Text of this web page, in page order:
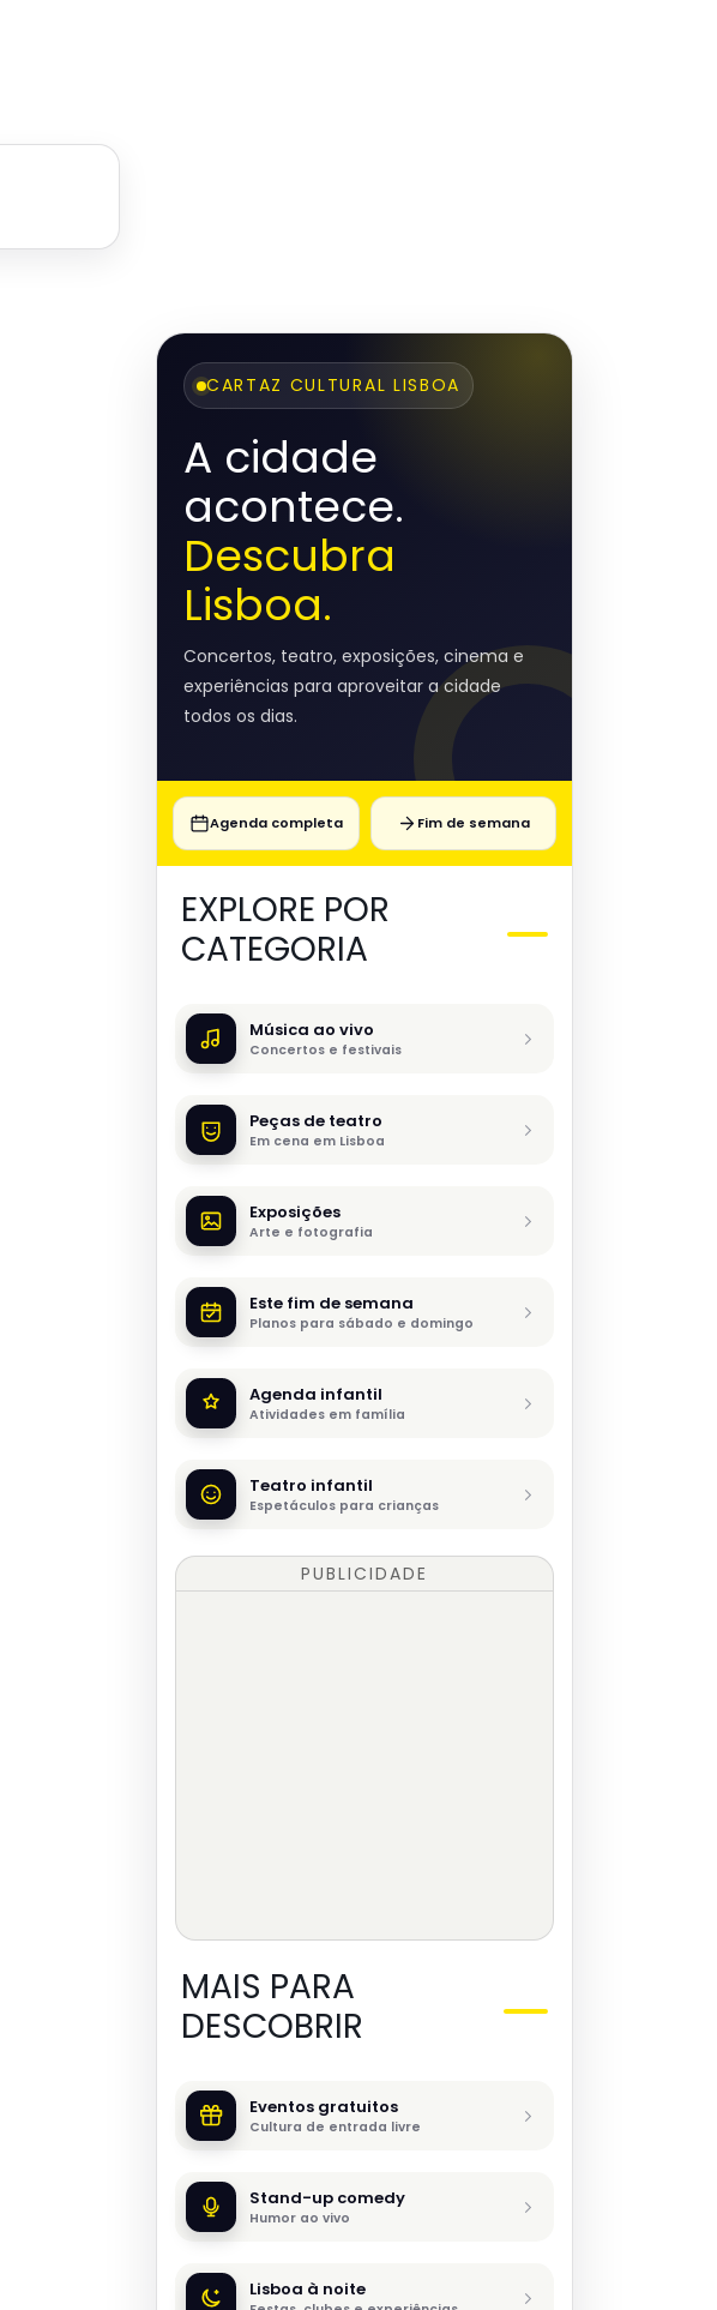
CARTAZ CULTURAL LISBOA
A cidade
acontece.
Descubra
Lisboa.
Concertos, teatro, exposições, cinema e
experiências para aproveitar a cidade
todos os dias.
Agenda completa Fim de semana
EXPLORE POR
CATEGORIA
Música ao vivo
Concertos e festivais
Peças de teatro
Em cena em Lisboa
Exposições
Arte e fotografia
Este fim de semana
Planos para sábado e domingo
Agenda infantil
Atividades em família
Teatro infantil
Espetáculos para crianças
PUBLICIDADE
MAIS PARA
DESCOBRIR
Eventos gratuitos
Cultura de entrada livre
Stand-up comedy
Humor ao vivo
Lisboa à noite